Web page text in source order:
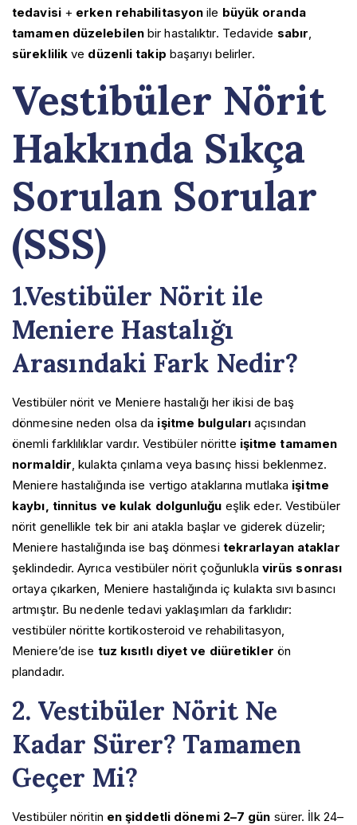
tedavisi+ erken rehabilitasyon ile büyük oranda
tamamen düzelebilenbir hastalıktır. Tedavide sabır
süreklilik ve düzenli takip başarıyı belirler.
Vestibüler Nörit
Hakkında Sıkça
Sorulan Sorular
(SSS)
1.Vestibüler Nörit ile
Meniere Hastalığı
Arasındaki Fark Nedir?
Vestibüler nörit ve Meniere hastalığı her ikisi de baş
dönmesine neden olsa da işitme bulguları açısından
önemli farklılıklar vardır. Vestibüler nöritte işitme tamamen
normaldir , kulakta çınlama veya basınç hissi beklenmez.
Meniere hastalığında ise vertigo ataklarına mutlaka işitme
kaybı, tinnitus ve kulak dolgunluğu eşlik eder. Vestibüler
nörit genellikle tek bir ani atakla başlar ve giderek düzelir;
Meniere hastalığında ise baş dönmesi tekrarlayan ataklar
şeklindedir. Ayrıca vestibüler nörit çoğunlukla virüs sonrası
ortaya çıkarken, Meniere hastalığında iç kulakta sıvı basıncı
artmıştır. Bu nedenle tedavi yaklaşımları da farklıdır:
vestibüler nöritte kortikosteroid ve rehabilitasyon,
Meniere’de ise tuz kısıtlı diyet ve diüretikler ön
plandadır.
2. Vestibüler Nörit Ne
Kadar Sürer? Tamamen
Geçer Mi?
Vestibüler nöritin en şiddetli dönemi 2–7 gün sürer. İlk 24–